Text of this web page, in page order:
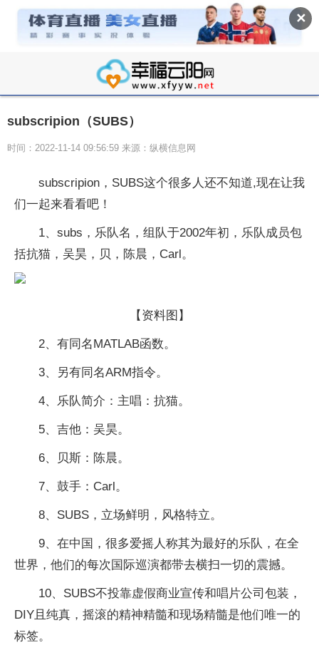
✕
subscripion（SUBS）
时间：2022-11-14 09:56:59 来源：纵横信息网
subscripion，SUBS这个很多人还不知道,现在让我
们一起来看看吧！
1、subs，乐队名，组队于2002年初，乐队成员包
括抗猫，吴昊，贝，陈晨，Carl。
【资料图】
2、有同名MATLAB函数。
3、另有同名ARM指令。
4、乐队简介：主唱：抗猫。
5、吉他：吴昊。
6、贝斯：陈晨。
7、鼓手：Carl。
8、SUBS，立场鲜明，风格特立。
9、在中国，很多爱摇人称其为最好的乐队，在全
世界，他们的每次国际巡演都带去横扫一切的震撼。
10、SUBS不投靠虚假商业宣传和唱片公司包装，
DIY且纯真，摇滚的精神精髓和现场精髓是他们唯一的
标签。